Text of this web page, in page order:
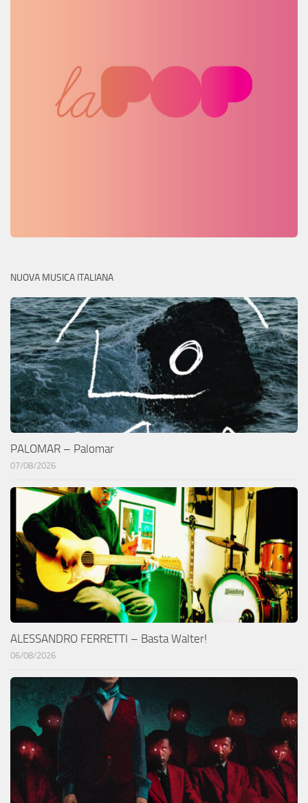
NUOVA MUSICA ITALIANA
PALOMAR – Palomar
07/08/2026
ALESSANDRO FERRETTI – Basta Walter!
06/08/2026